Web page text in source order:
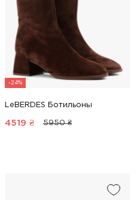
-24%
LeBERDES Ботильоны
4519 ₴ 5950 ₴